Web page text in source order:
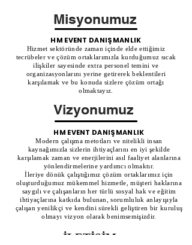
Misyonumuz
HM EVENT DANIŞMANLIK
Hizmet sektöründe zaman içinde elde ettiğimiz
tecrübeler ve çözüm ortaklarımızla kurduğumuz sıcak
ilişkiler sayesinde extra personel temini ve
organizasyonlarını yerine getirerek beklentileri
karşılamak ve bu konuda sizlere çözüm ortağı
olmaktayız.
Vizyonumuz
HM EVENT DANIŞMANLIK
Modern çalışma metotları ve nitelikli insan
kaynağımızla sizlerin ihtiyaçlarını en iyi şekilde
karşılamak zaman ve enerjilerini asıl faaliyet alanlarına
yönlendirmelerine yardımcı olmaktır.
İleriye dönük çalıştığımız çözüm ortaklarımız için
oluşturduğumuz mükemmel hizmetle, müşteri haklarına
saygılı ve çalışanların her türlü sosyal hak ve eğitim
ihtiyaçlarına katkıda bulunan, sorumluluk anlayışıyla
çalışan yenilikçi ve kendini sürekli geliştiren bir kuruluş
olmayı vizyon olarak benimsemişizdir.
İLETİŞİM